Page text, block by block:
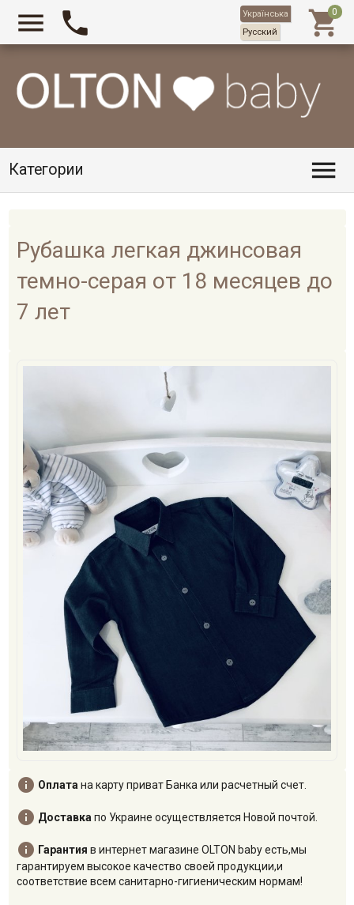
Категории 
  
Рубашка легкая джинсовая
темно-серая от 18 месяцев до
7 лет
 Оплатана карту приват Банка или расчетный счет.
 Доставкапо Украине осуществляется Новой почтой.
 Гарантия в интернет магазине OLTON baby есть,мы
гарантируем высокое качество своей продукции,и
соответствие всем санитарно-гигиеническим нормам!
Українська
Русский